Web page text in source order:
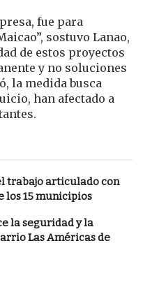
fue para
sostuvo Lanao,
de estos proyectos
y no soluciones
la medida busca
han afectado a
trabajo articulado con
los 15 municipios
la seguridad y la
Las Américas de